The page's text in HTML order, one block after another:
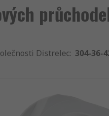
Distrelec: 304-36-